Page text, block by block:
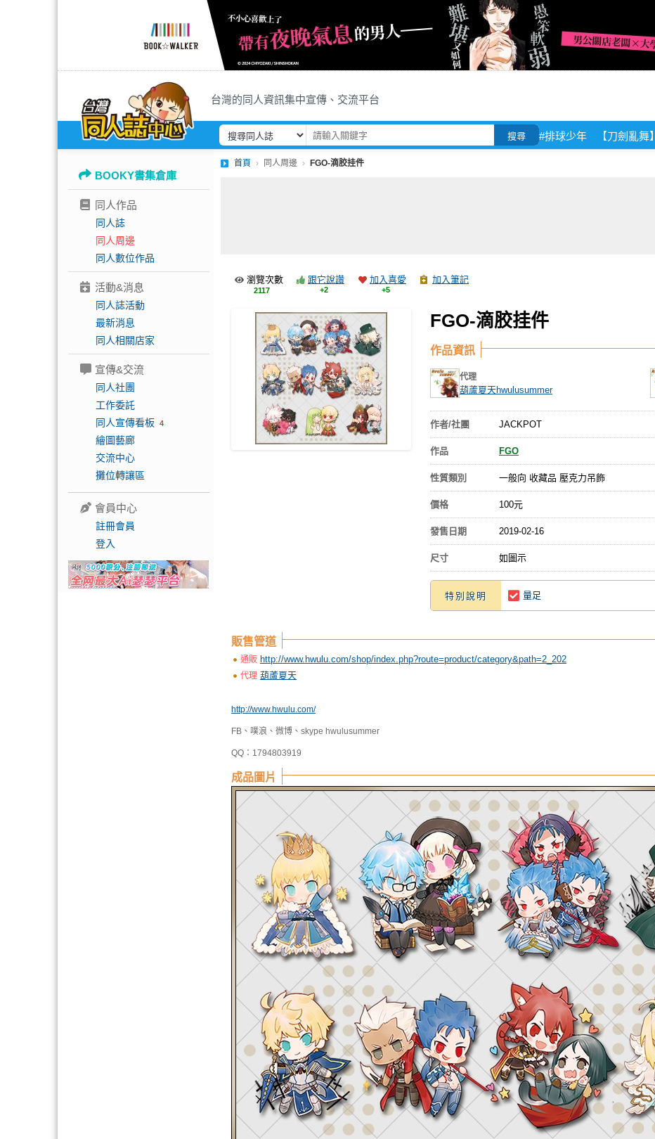
台灣的同人資訊集中宣傳、交流平台
搜尋 #排球少年 【刀劍亂舞】
BOOKY書集倉庫
同人作品
同人誌
同人周邊
同人數位作品
活動&消息
同人誌活動
最新消息
同人相關店家
宣傳&交流
同人社團
工作委託
同人宣傳看板 4
繪圖藝廊
交流中心
攤位轉讓區
會員中心
註冊會員
登入
首頁 同人周邊 FGO-滴胶挂件
瀏覽次數
2117
跟它說讚
+2
加入喜愛
+5
加入筆記
FGO-滴胶挂件
作品資訊
代理
葫蘆夏天hwulusummer
作者/社團 JACKPOT
作品 FGO
性質類別 一般向 收藏品 壓克力吊飾
價格 100元
發售日期 2019-02-16
尺寸 如圖示
特別說明 量足
販售管道
通販 http://www.hwulu.com/shop/index.php?route=product/category&path=2_202
代理 葫蘆夏天
http://www.hwulu.com/
FB、噗浪、微博、skype hwulusummer
QQ：1794803919
成品圖片